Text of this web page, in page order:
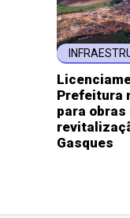
Prefeitura
para
Gasques